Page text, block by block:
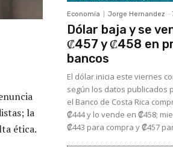
la
ética.
Economía Jorge Hernandez -
Dólar baja y se
₡457 y ₡458 en
bancos
El dólar inicia este viernes
según los datos publicados
el Banco de Costa Rica
₡444 y lo vende en ₡458;
₡443 para compra y ₡457